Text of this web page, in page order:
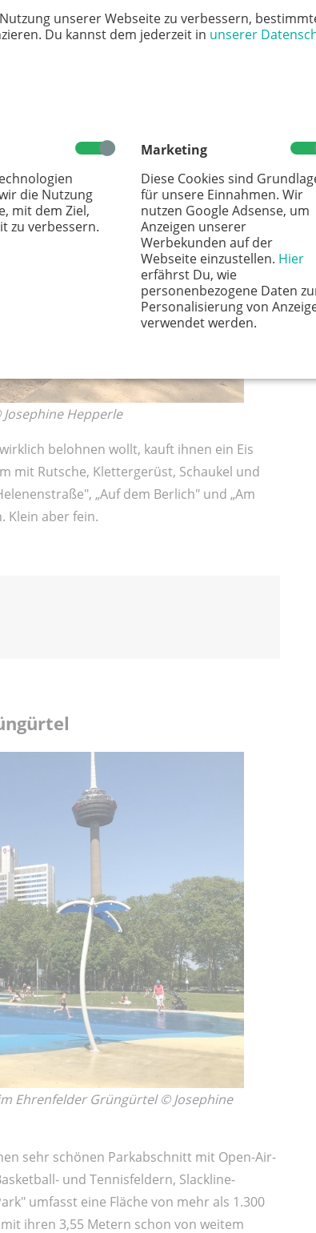
unserer Webseite zu verbessern,
Du kannst dem jederzeit in unserer
die Nutzung
mit dem Ziel,
zu verbessern.
Marketing
Diese Cookies sind
für unsere Einnahmen. Wir
nutzen Google Adsense, um
Anzeigen unserer
Werbekunden auf der
Webseite einzustellen. Hier
erfährst Du, wie
personenbezogene Daten
Personalisierung von
verwendet werden.
Hepperle
belohnen wollt, kauft ihnen ein Eis
mit Rutsche, Klettergerüst, Schaukel und
„Auf dem Berlich" und „Am
Klein aber fein.
Ehrenfelder Grüngürtel © Josephine
sehr schönen Parkabschnitt mit Open-Air-
und Tennisfeldern, Slackline-
umfasst eine Fläche von mehr als 1.300
ihren 3,55 Metern schon von weitem